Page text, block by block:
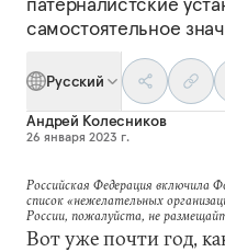
самостоятельное
Русский
Андрей Колесников
26 января 2023 г.
Российская Федерация включила
список «нежелательных
России, пожалуйста, не
Вот уже почти год,